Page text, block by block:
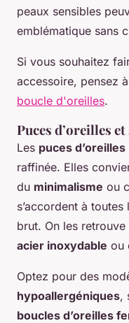
peaux sensibles
emblématique sans
Si vous souhaitez
accessoire, pensez
boucle d'oreilles.
Puces d’oreilles
Les puces d’oreilles
raffinée. Elles
du minimalisme ou
s’accordent à
brut. On les retrouve
acier inoxydable ou
Optez pour des
hypoallergéniques,
boucles d’oreilles